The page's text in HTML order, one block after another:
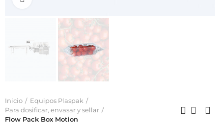
Inicio
Equipos Plaspak
Para dosificar, envasar y sellar
Flow Pack Box Motion